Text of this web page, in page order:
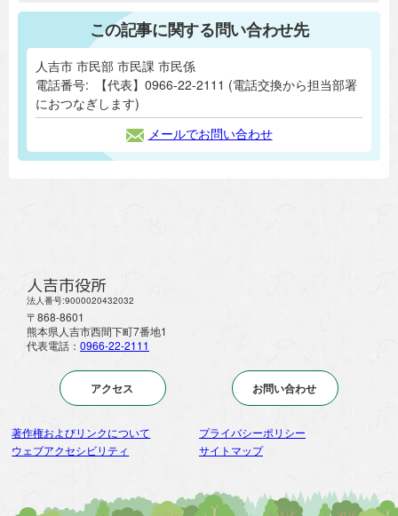
この記事に関する問い合わせ先
人吉市 市民部 市民課 市民係
電話番号:
【代表】0966-22-2111 (電話交換から担当部署
におつなぎします)
メールでお問い合わせ
人吉市役所
法人番号:9000020432032
〒868-8601
熊本県人吉市西間下町7番地1
代表電話： 0966-22-2111
アクセス お問い合わせ
著作権およびリンクについて
プライバシーポリシー
ウェブアクセシビリティ
サイトマップ